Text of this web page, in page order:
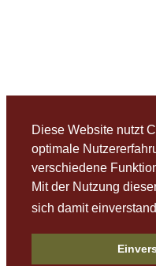
Diese Website nutzt
optimale
verschiedene
Mit der Nutzung
sich damit